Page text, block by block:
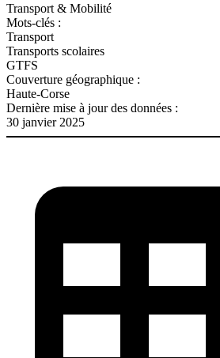
Transport & Mobilité
Mots-clés :
Transport
Transports scolaires
GTFS
Couverture géographique :
Haute-Corse
Dernière mise à jour des données :
30 janvier 2025